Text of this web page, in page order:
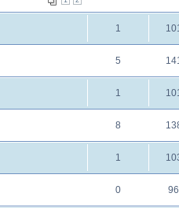
1
5
1
8
1
0